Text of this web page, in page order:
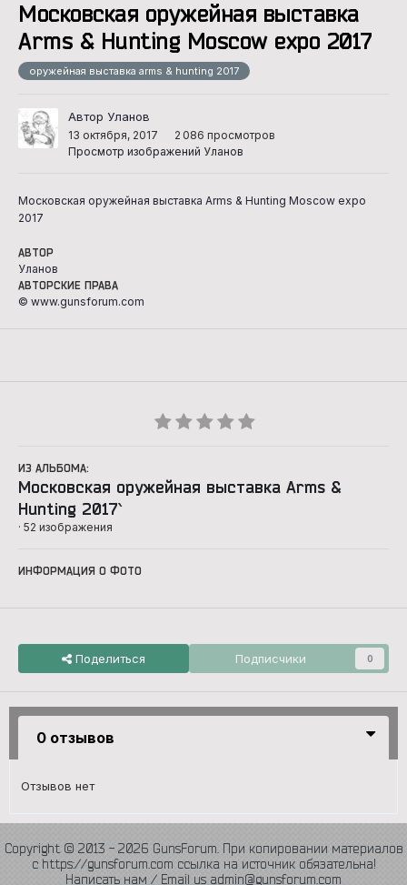
Московская оружейная выставка
Arms & Hunting Moscow expo 2017
оружейная выставка arms & hunting 2017
Автор Уланов
13 октября, 2017
2 086 просмотров
Просмотр изображений Уланов
Московская оружейная выставка Arms & Hunting Moscow expo
2017
АВТОР
Уланов
АВТОРСКИЕ ПРАВА
© www.gunsforum.com
ИЗ АЛЬБОМА:
Московская оружейная выставка Arms &
Hunting 2017`
· 52 изображения
ИНФОРМАЦИЯ О ФОТО
Поделиться Подписчики 0
0 отзывов
Отзывов нет
Copyright © 2013 - 2026 GunsForum. При копировании материалов
с https://gunsforum.com ссылка на источник обязательна!
Написать нам / Email us admin@gunsforum.com